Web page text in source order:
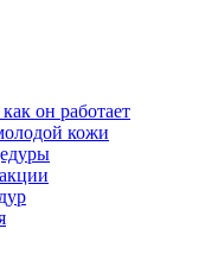
он работает
кожи